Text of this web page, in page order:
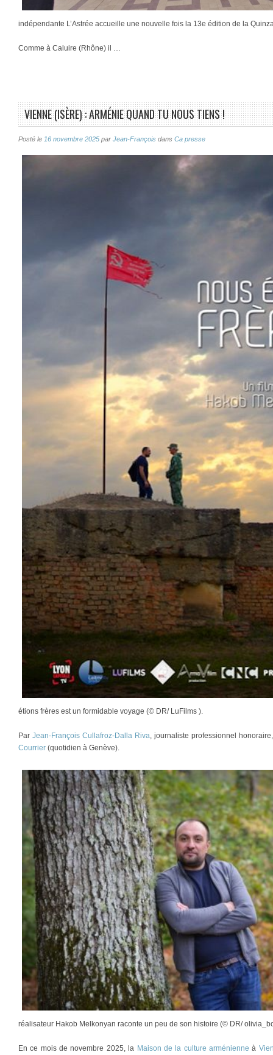
indépendante L’Astrée accueille une nouvelle fois la 13e édition de la
Comme à Caluire (Rhône) il …
VIENNE (ISÈRE) : ARMÉNIE QUAND TU NOUS TIENS !
Posté le 16 novembre 2025 par Jean-François dans Ca presse
étions frères est un formidable voyage (© DR/ LuFilms ).
Par Jean-François Cullafroz-Dalla Riva, journaliste professionnel
Courrier (quotidien à Genève).
réalisateur Hakob Melkonyan raconte un peu de son histoire (© DR/
En ce mois de novembre 2025, la Maison de la culture arménienneà